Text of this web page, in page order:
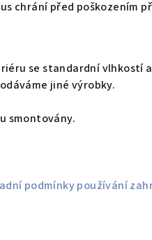
chrání před poškozením
se standardní vlhkostí
jiné výrobky.
smontovány.
podmínky používání